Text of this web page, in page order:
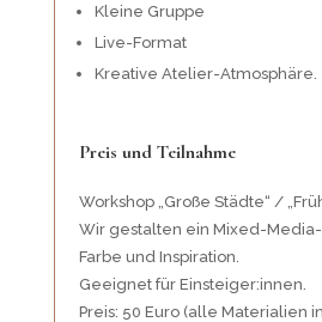
Kleine Gruppe
Live-Format
Kreative Atelier-Atmosphäre.
Preis und Teilnahme
Workshop „Große Städte“ /
Wir gestalten ein Mixed-Media-
Farbe und Inspiration.
Geeignet für Einsteiger:innen.
Preis: 50 Euro (alle Materialien